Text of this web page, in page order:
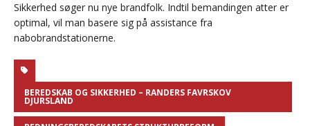
Sikkerhed søger nu nye brandfolk. Indtil bemandingen atter er
optimal, vil man basere sig på assistance fra
nabobrandstationerne.
BEREDSKAB OG SIKKERHED – RANDERS FAVRSKOV
DJURSLAND